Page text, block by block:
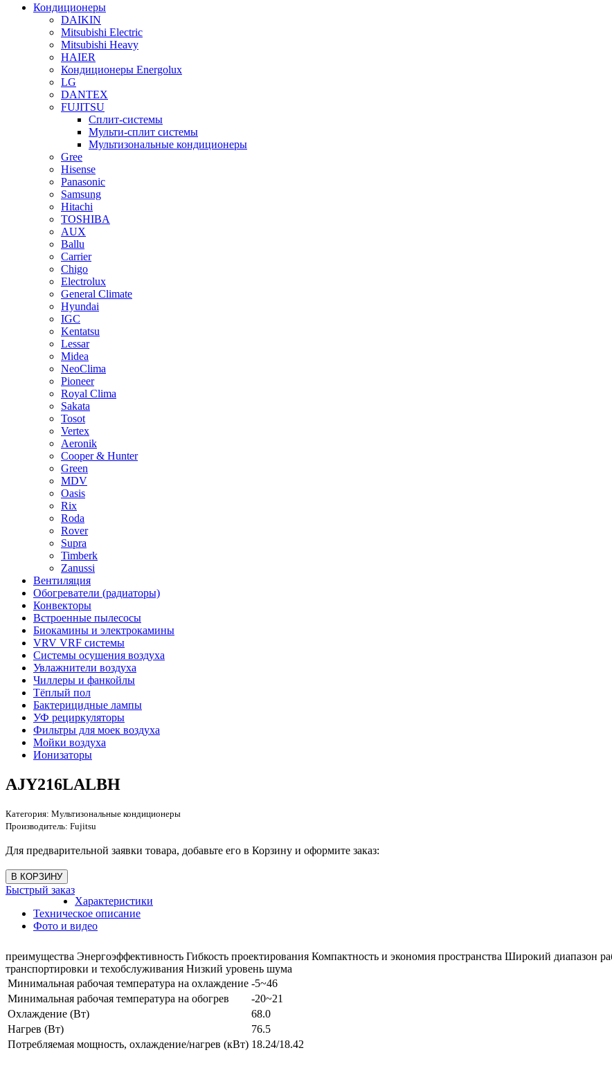
Кондиционеры
DAIKIN
Mitsubishi Electric
Mitsubishi Heavy
HAIER
Кондиционеры Energolux
LG
DANTEX
FUJITSU
Сплит-системы
Мульти-сплит системы
Мультизональные кондиционеры
Gree
Hisense
Panasonic
Samsung
Hitachi
TOSHIBA
AUX
Ballu
Carrier
Chigo
Electrolux
General Climate
Hyundai
IGC
Kentatsu
Lessar
Midea
NeoClima
Pioneer
Royal Clima
Sakata
Tosot
Vertex
Aeronik
Cooper & Hunter
Green
MDV
Oasis
Rix
Roda
Rover
Supra
Timberk
Zanussi
Вентиляция
Обогреватели (радиаторы)
Конвекторы
Встроенные пылесосы
Биокамины и электрокамины
VRV VRF системы
Системы осушения воздуха
Увлажнители воздуха
Чиллеры и фанкойлы
Тёплый пол
Бактерицидные лампы
УФ рециркуляторы
Фильтры для моек воздуха
Мойки воздуха
Ионизаторы
AJY216LALBH
Категория: Мультизональные кондиционеры
Производитель: Fujitsu
Для предварительной заявки товара, добавьте его в Корзину и оформите заказ:
Быстрый заказ
Характеристики
Техническое описание
Фото и видео
преимущества Энергоэффективность Гибкость проектирования Компактность и экономия пространства Широкий диапазон
транспортировки и техобслуживания Низкий уровень шума
Минимальная рабочая температура на охлаждение -5~46
Минимальная рабочая температура на обогрев
-20~21
Охлаждение (Вт)
68.0
Нагрев (Вт)
76.5
Потребляемая мощность, охлаждение/нагрев (кВт) 18.24/18.42